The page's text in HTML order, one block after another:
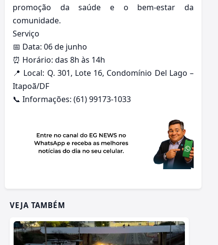
promoção da saúde e o bem-estar da
comunidade.
Serviço
📅 Data: 06 de junho
⏰ Horário: das 8h às 14h
📍 Local: Q. 301, Lote 16, Condomínio Del Lago –
Itapoã/DF
📞 Informações: (61) 99173-1033
VEJA TAMBÉM